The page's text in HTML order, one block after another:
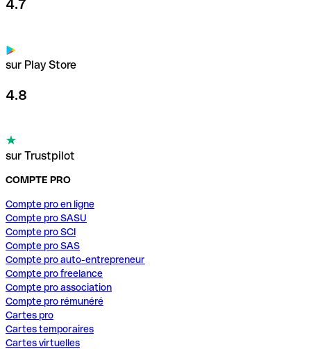
4.7
sur Play Store
4.8
sur Trustpilot
COMPTE PRO
Compte pro en ligne
Compte pro SASU
Compte pro SCI
Compte pro SAS
Compte pro auto-entrepreneur
Compte pro freelance
Compte pro association
Compte pro rémunéré
Cartes pro
Cartes temporaires
Cartes virtuelles